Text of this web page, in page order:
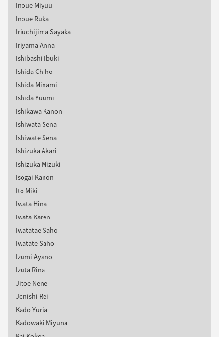
Inoue Miyuu
Inoue Ruka
Iriuchijima Sayaka
Iriyama Anna
Ishibashi Ibuki
Ishida Chiho
Ishida Minami
Ishida Yuumi
Ishikawa Kanon
Ishiwata Sena
Ishiwate Sena
Ishizuka Akari
Ishizuka Mizuki
Isogai Kanon
Ito Miki
Iwata Hina
Iwata Karen
Iwatatae Saho
Iwatate Saho
Izumi Ayano
Izuta Rina
Jitoe Nene
Jonishi Rei
Kado Yuria
Kadowaki Miyuna